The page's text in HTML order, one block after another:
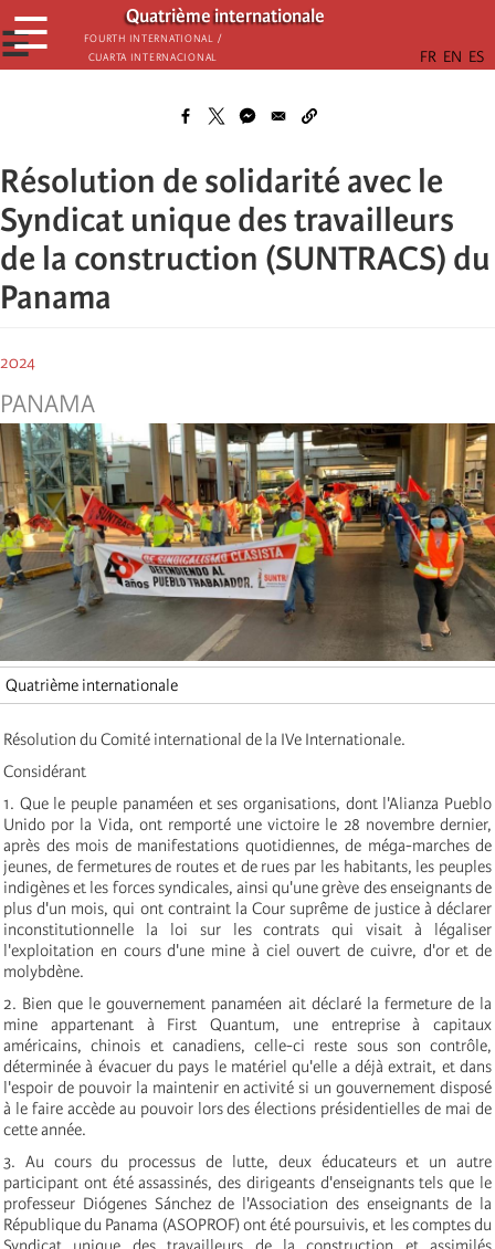
Aller
au
contenu
Quatrième internationale
Fourth International /
Cuarta Internacional
☰
☰
Résolution de solidarité avec le
Syndicat unique des travailleurs
de la construction (SUNTRACS) du
Panama
2024
PANAMA
Quatrième internationale
Résolution du Comité international de la IVe Internationale.
Considérant
1. Que le peuple panaméen et ses organisations, dont l'Alianza Pueblo
Unido por la Vida, ont remporté une victoire le 28 novembre dernier,
après des mois de manifestations quotidiennes, de méga-marches de
jeunes, de fermetures de routes et de rues par les habitants, les peuples
indigènes et les forces syndicales, ainsi qu'une grève des enseignants de
plus d'un mois, qui ont contraint la Cour suprême de justice à déclarer
inconstitutionnelle la loi sur les contrats qui visait à légaliser
l'exploitation en cours d'une mine à ciel ouvert de cuivre, d'or et de
molybdène.
2. Bien que le gouvernement panaméen ait déclaré la fermeture de la
mine appartenant à First Quantum, une entreprise à capitaux
américains, chinois et canadiens, celle-ci reste sous son contrôle,
déterminée à évacuer du pays le matériel qu'elle a déjà extrait, et dans
l'espoir de pouvoir la maintenir en activité si un gouvernement disposé
à le faire accède au pouvoir lors des élections présidentielles de mai de
cette année.
3. Au cours du processus de lutte, deux éducateurs et un autre
participant ont été assassinés, des dirigeants d'enseignants tels que le
professeur Diógenes Sánchez de l'Association des enseignants de la
République du Panama (ASOPROF) ont été poursuivis, et les comptes du